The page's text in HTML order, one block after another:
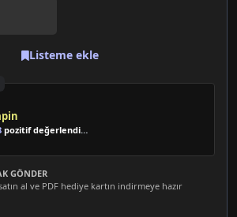
0 değerlendirme
Listeme ekle
pozitif değerlendirme
GÖNDER
al ve PDF hediye kartın indirmeye hazır